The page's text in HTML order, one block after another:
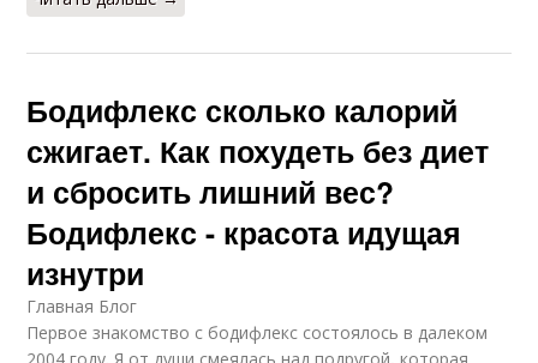
Бодифлекс сколько калорий
сжигает. Как похудеть без диет
и сбросить лишний вес?
Бодифлекс - красота идущая
изнутри
Главная Блог
Первое знакомство с бодифлекс состоялось в далеком
2004 году. Я от души смеялась над подругой, которая